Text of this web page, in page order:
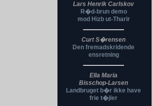
Lars Henrik Carlskov
R�d-brun demo
mod Hizb ut-Tharir
Curt S�rensen
Den fremadskridende
ensretning
Ella Maria
Bisschop-Larsen
Landbruget b�r ikke have
frie t�jler